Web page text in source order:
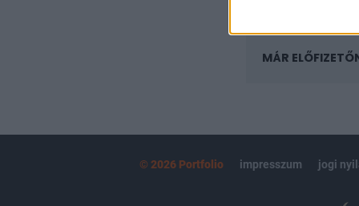
MÁR
© 2026 Portfolio impresszum jogi